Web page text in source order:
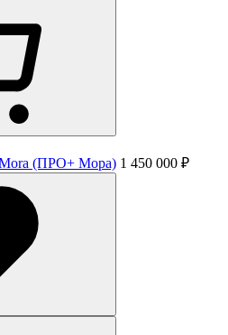
(ПРО+ Мора) 1 450 000 ₽